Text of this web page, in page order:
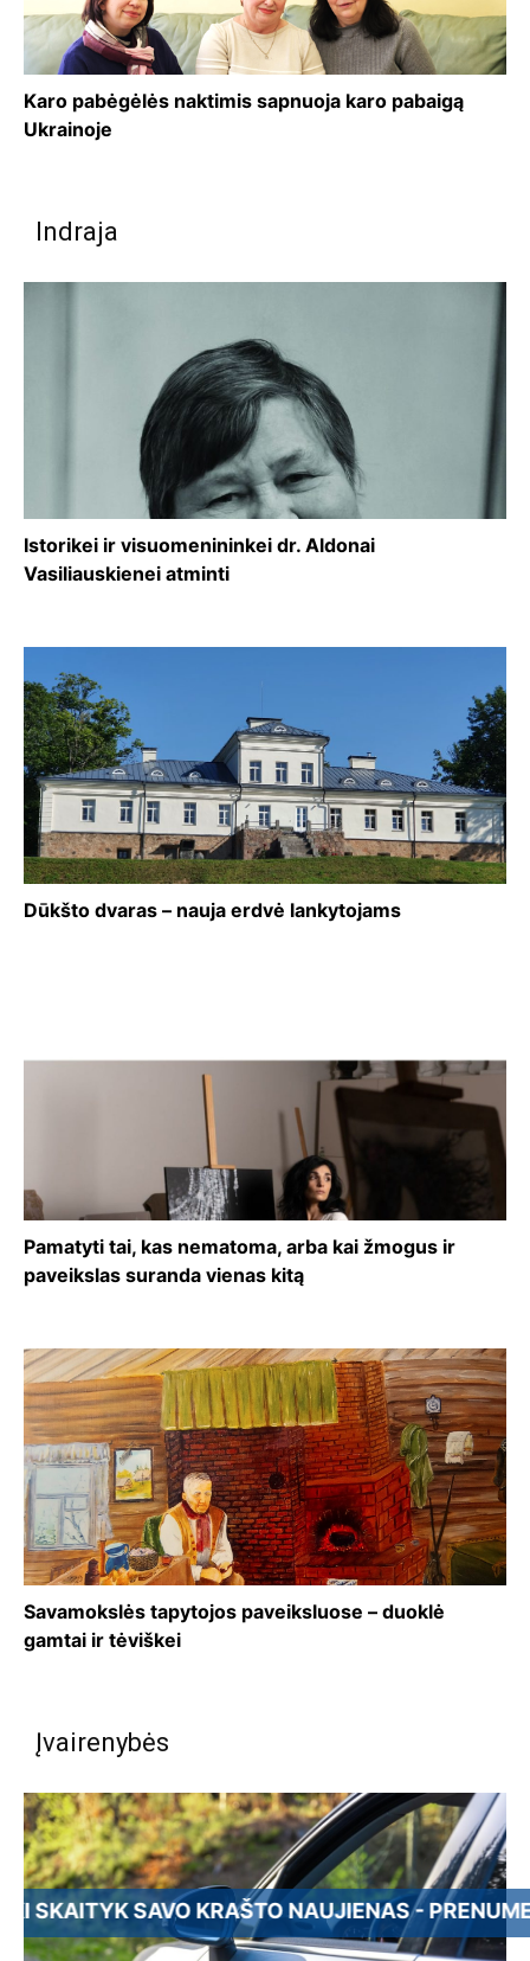
Karo pabėgėlės naktimis sapnuoja karo pabaigą
Ukrainoje
Indraja
Istorikei ir visuomenininkei dr. Aldonai
Vasiliauskienei atminti
Dūkšto dvaras – nauja erdvė lankytojams
Pamatyti tai, kas nematoma, arba kai žmogus ir
paveikslas suranda vienas kitą
Savamokslės tapytojos paveiksluose – duoklė
gamtai ir tėviškei
Įvairenybės
SAVO KRAŠTO NAUJIENAS - PRENUMERUOK